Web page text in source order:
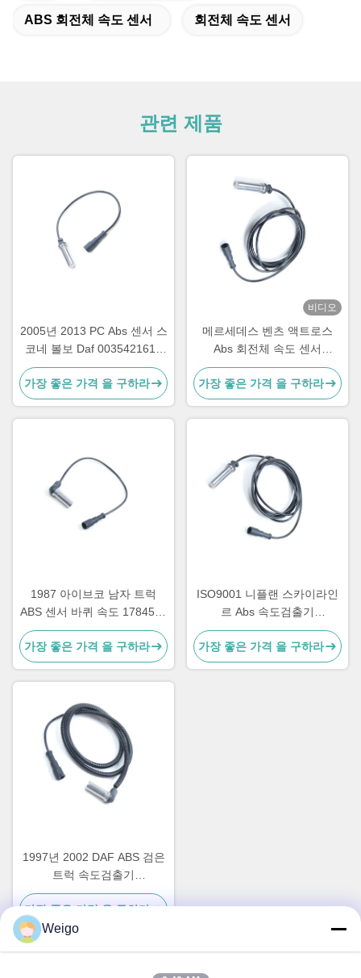
ABS 회전체 속도 센서 회전체 속도 센서
관련 제품
2005년 2013 PC Abs 센서 스
코네 볼보 Daf 0035421618
1506004 5021170124
가장 좋은 가격 을 구하라
비디오
메르세데스 벤츠 액트로스
Abs 회전체 속도 센서
4410624870 4410329410
0035423518
가장 좋은 가격 을 구하라
1987 아이브코 남자 트럭
ABS 센서 바퀴 속도 1784588
5021170125 1506005
가장 좋은 가격 을 구하라
ISO9001 니플랜 스카이라인
르 Abs 속도검출기
A0015428818 0015423318
가장 좋은 가격 을 구하라
1997년 2002 DAF ABS 검은
트럭 속도검출기
4410328790 3029023300
1506003
가장 좋은 가격 을 구하라
Weigo